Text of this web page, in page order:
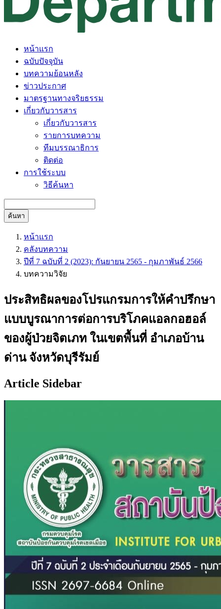
หน้าแรก
ฉบับปัจจุบัน
บทความย้อนหลัง
ข่าวประกาศ
มาตรฐานทางจริยธรรม
เกี่ยวกับวารสาร
เกี่ยวกับวารสาร
รายการบทความ
ทีมบรรณาธิการ
ติดต่อ
การใช้ระบบ
วิธีค้นหา
ค้นหา
หน้าแรก
คลังบทความ
ปีที่ 7 ฉบับที่ 2 (2023): กันยายน 2565 - กุมภาพันธ์ 2566
บทความวิจัย
ประสิทธิผลของโปรแกรมการให้คำปรึกษา
แบบบูรณาการต่อการบริโภคแอลกอฮอล์
ของผู้ป่วยจิตเภท ในเขตพื้นที่ อำเภอบ้าน
ด่าน จังหวัดบุรีรัมย์
Article Sidebar